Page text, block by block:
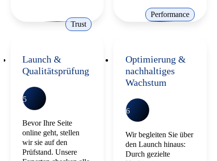
Trust
Performance
Launch &
Qualitätsprüfung
5
Bevor Ihre Seite
online geht, stellen
wir sie auf den
Prüfstand. Unsere
Optimierung &
nachhaltiges
Wachstum
6
Wir begleiten Sie über
den Launch hinaus:
Durch gezielte